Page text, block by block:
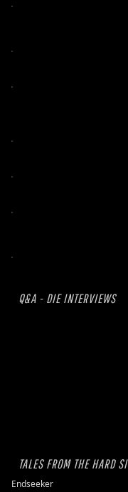
Q&A - DIE INTERVIEWS
TALES FROM THE HARD
Endseeker